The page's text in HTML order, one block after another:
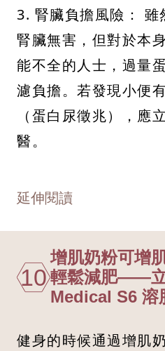
3. 腎臟負擔風險： 雖
腎臟無害，但對於本
能不全的人士，過量
濾負擔。若發現小便
（蛋白尿徵兆），應
醫。
延伸閱讀
10
增肌奶粉可增
輕鬆減肥——
Medical S6 溶
健身的時候通過增肌